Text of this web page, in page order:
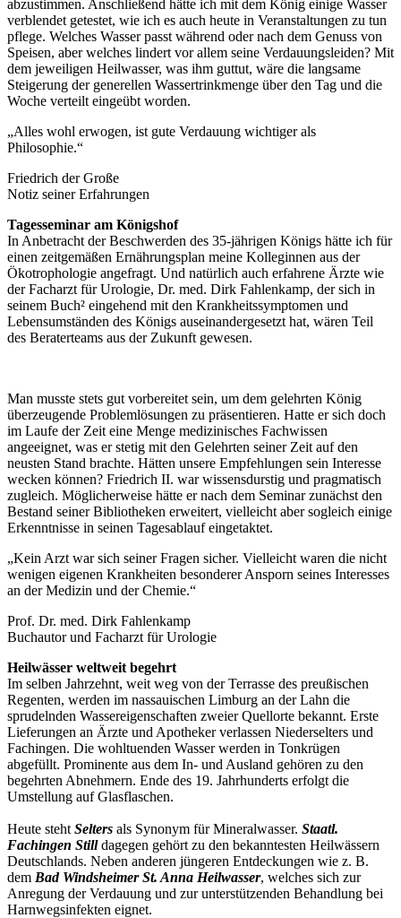
abzustimmen. Anschließend hätte ich mit dem König einige Wasser
verblendet getestet, wie ich es auch heute in Veranstaltungen zu tun
pflege. Welches Wasser passt während oder nach dem Genuss von
Speisen, aber welches lindert vor allem seine Verdauungsleiden? Mit
dem jeweiligen Heilwasser, was ihm guttut, wäre die langsame
Steigerung der generellen Wassertrinkmenge über den Tag und die
Woche verteilt eingeübt worden.
„Alles wohl erwogen, ist gute Verdauung wichtiger als
Philosophie.“
Friedrich der Große
Notiz seiner Erfahrungen
Tagesseminar am Königshof
In Anbetracht der Beschwerden des 35-jährigen Königs hätte ich für
einen zeitgemäßen Ernährungsplan meine Kolleginnen aus der
Ökotrophologie angefragt. Und natürlich auch erfahrene Ärzte wie
der Facharzt für Urologie, Dr. med. Dirk Fahlenkamp, der sich in
seinem Buch² eingehend mit den Krankheitssymptomen und
Lebensumständen des Königs auseinandergesetzt hat, wären Teil
des Beraterteams aus der Zukunft gewesen.
Man musste stets gut vorbereitet sein, um dem gelehrten König
überzeugende Problemlösungen zu präsentieren. Hatte er sich doch
im Laufe der Zeit eine Menge medizinisches Fachwissen
angeeignet, was er stetig mit den Gelehrten seiner Zeit auf den
neusten Stand brachte. Hätten unsere Empfehlungen sein Interesse
wecken können? Friedrich II. war wissensdurstig und pragmatisch
zugleich. Möglicherweise hätte er nach dem Seminar zunächst den
Bestand seiner Bibliotheken erweitert, vielleicht aber sogleich einige
Erkenntnisse in seinen Tagesablauf eingetaktet.
„Kein Arzt war sich seiner Fragen sicher. Vielleicht waren die nicht
wenigen eigenen Krankheiten besonderer Ansporn seines Interesses
an der Medizin und der Chemie.“
Prof. Dr. med. Dirk Fahlenkamp
Buchautor und Facharzt für Urologie
Heilwässer weltweit begehrt
Im selben Jahrzehnt, weit weg von der Terrasse des preußischen
Regenten, werden im nassauischen Limburg an der Lahn die
sprudelnden Wassereigenschaften zweier Quellorte bekannt. Erste
Lieferungen an Ärzte und Apotheker verlassen Niederselters und
Fachingen. Die wohltuenden Wasser werden in Tonkrügen
abgefüllt. Prominente aus dem In- und Ausland gehören zu den
begehrten Abnehmern. Ende des 19. Jahrhunderts erfolgt die
Umstellung auf Glasflaschen.
Heute steht Selters als Synonym für Mineralwasser. Staatl.
Fachingen Stilldagegen gehört zu den bekanntesten Heilwässern
Deutschlands. Neben anderen jüngeren Entdeckungen wie z. B.
dem Bad Windsheimer St. Anna Heilwasser, welches sich zur
Anregung der Verdauung und zur unterstützenden Behandlung bei
Harnwegsinfekten eignet.